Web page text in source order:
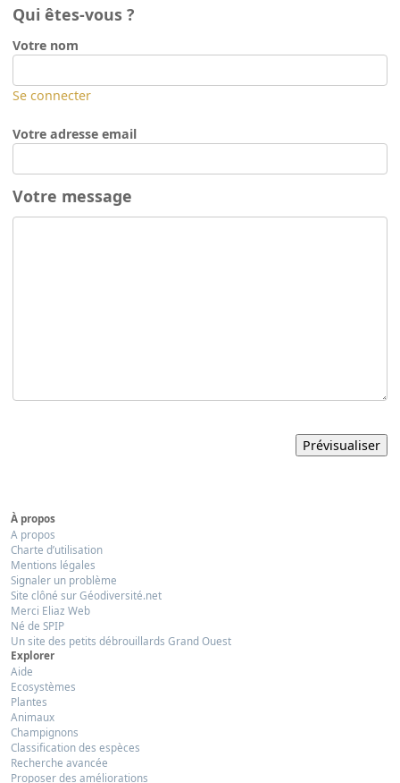
Qui êtes-vous ?
Votre nom
Se connecter
Votre adresse email
Votre message
À propos
A propos
Charte d’utilisation
Mentions légales
Signaler un problème
Site clôné sur Géodiversité.net
Merci Eliaz Web
Né de SPIP
Un site des petits débrouillards Grand Ouest
Explorer
Aide
Ecosystèmes
Plantes
Animaux
Champignons
Classification des espèces
Recherche avancée
Proposer des améliorations